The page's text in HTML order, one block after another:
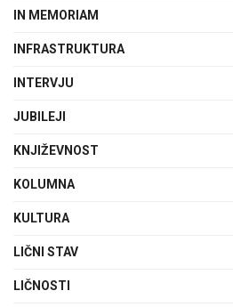
IN MEMORIAM
INFRASTRUKTURA
INTERVJU
JUBILEJI
KNJIŽEVNOST
KOLUMNA
KULTURA
LIČNI STAV
LIČNOSTI